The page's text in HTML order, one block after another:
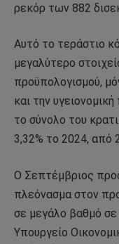
ρεκόρ των 882
Αυτό το τεράστιο
μεγαλύτερο
προϋπολογισμού,
και την
το σύνολο του
3,32% το 2024, από
Ο Σεπτέμβριος
πλεόνασμα στον
σε μεγάλο βαθμό σε
Υπουργείο